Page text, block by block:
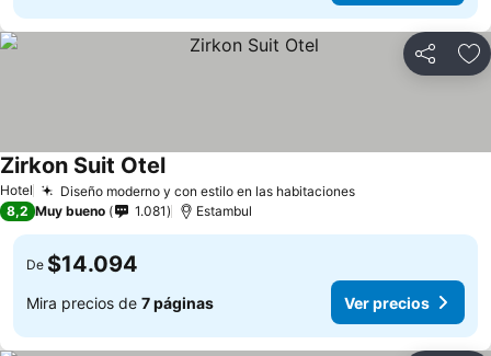
Compartir
Hotel Diseño moderno y con estilo en las habitaciones
Zirkon Suit Otel
8,2 Muy bueno 1.081 Estambul
De $14.094
Mira precios de 7 páginas Ver precios